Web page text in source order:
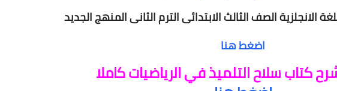
الانجلزية الصف الثالث الابتدائى الترم الثانى المنهج الجديد
اضغط هنا
كتاب سلاح التلميذ في الرياضيات كاملا